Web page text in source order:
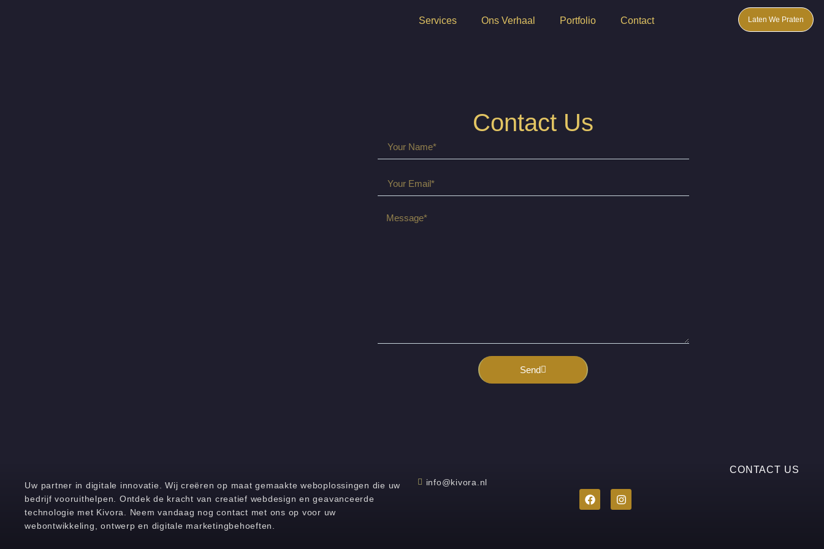
Services Ons Verhaal Portfolio Contact Laten We Praten
Contact Us
Send
Uw partner in digitale innovatie. Wij creëren op maat gemaakte weboplossingen die uw
bedrijf vooruithelpen. Ontdek de kracht van creatief webdesign en geavanceerde
technologie met Kivora. Neem vandaag nog contact met ons op voor uw
webontwikkeling, ontwerp en digitale marketingbehoeften.
CONTACT US
info@kivora.nl